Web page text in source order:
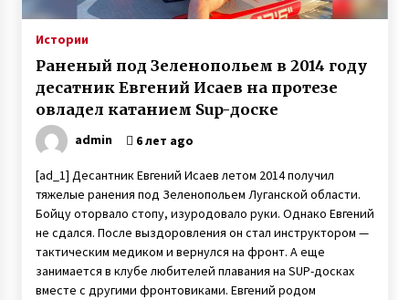
Истории
Раненый под Зеленопольем в 2014 году
десатник Евгений Исаев на протезе
овладел катанием Sup-доске
admin 6 лет ago
[ad_1] Десантник Евгений Исаев летом 2014 получил
тяжелые ранения под Зеленопольем Луганской области.
Бойцу оторвало стопу, изуродовало руки. Однако Евгений
не сдался. После выздоровления он стал инструктором —
тактическим медиком и вернулся на фронт. А еще
занимается в клубе любителей плавания на SUP-досках
вместе с другими фронтовиками. Евгений родом